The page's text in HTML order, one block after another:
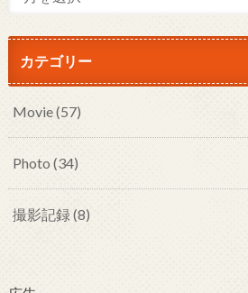
カテゴリー
Movie(57)
Photo (34)
撮影記録(8)